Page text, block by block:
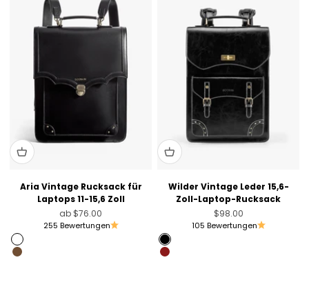
Aria Vintage Rucksack für
Laptops 11-15,6 Zoll
Angebot
ab $76.00
255 Bewertungen
Schwarz
Schokolade
Wilder Vintage Leder 15,6-
Zoll-Laptop-Rucksack
Angebot
$98.00
105 Bewertungen
Black
Angola Red